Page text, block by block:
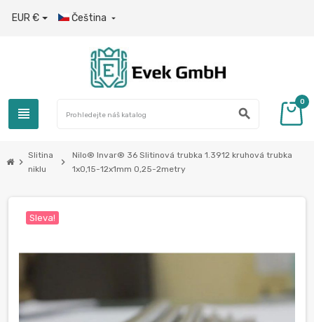
EUR € Čeština 
view_headline search
0
chevron_right
Slitina
niklu
chevron_right
Nilo® Invar® 36 Slitinová trubka 1.3912 kruhová trubka
1x0,15-12х1mm 0,25-2metry
Sleva!